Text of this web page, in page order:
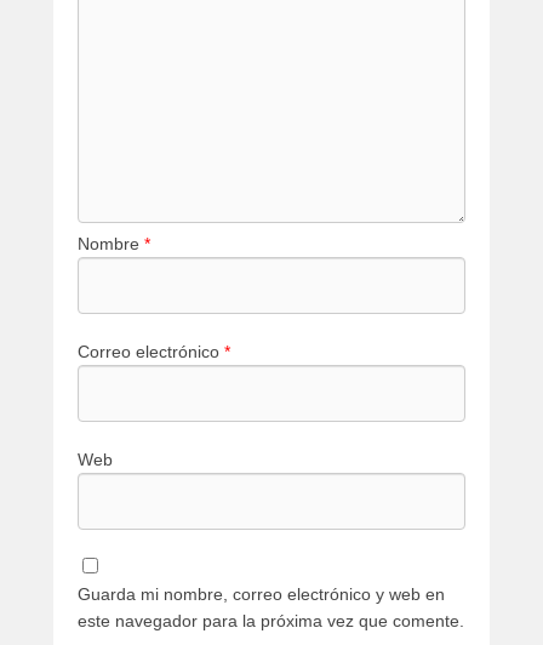
Nombre *
Correo electrónico *
Web
Guarda mi nombre, correo electrónico y web en
este navegador para la próxima vez que comente.